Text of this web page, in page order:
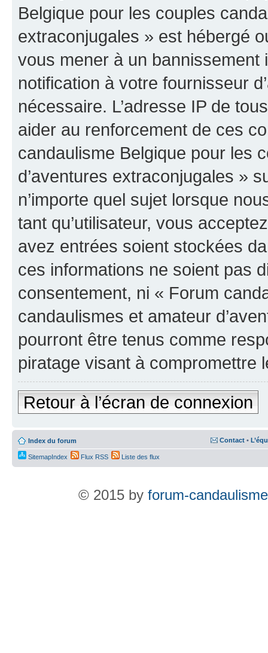
Belgique pour les couples
extraconjugales » est hébergé
vous mener à un
notification à votre fournisseur
nécessaire. L’adresse IP de
aider au renforcement de ces
candaulisme Belgique pour les
d’aventures extraconjugales »
n’importe quel sujet lorsque
tant qu’utilisateur, vous
avez entrées soient stockées
ces informations ne soient pas
consentement, ni « Forum
candaulismes et amateur
pourront être tenus comme
piratage visant à compromettre
Retour à l’écran de connexion
Index du forum Contact •
SitemapIndex Flux RSS Liste des flux
© 2015 by forum-